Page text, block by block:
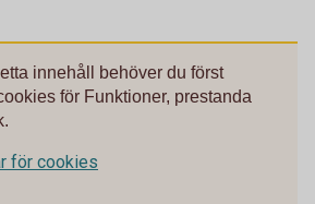
innehåll behöver du först
för Funktioner, prestanda
för cookies